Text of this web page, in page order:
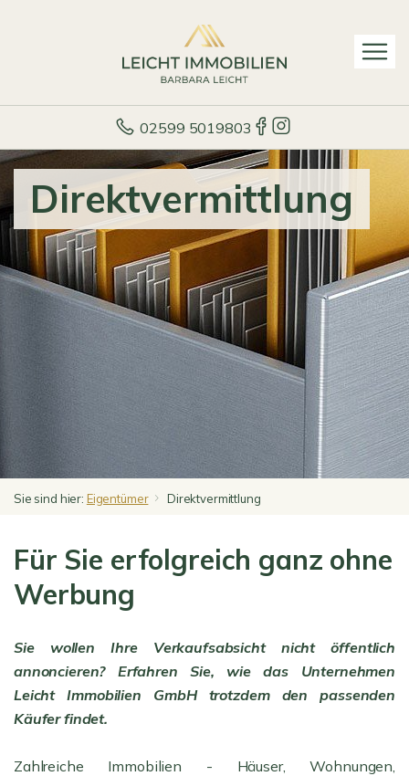
02599 5019803
Direktvermittlung
Sie sind hier: Eigentümer Direktvermittlung
Für Sie erfolgreich ganz ohne
Werbung
Sie wollen Ihre Verkaufsabsicht nicht öffentlich
annoncieren? Erfahren Sie, wie das Unternehmen
Leicht Immobilien GmbH trotzdem den passenden
Käufer findet.
Zahlreiche Immobilien - Häuser, Wohnungen,